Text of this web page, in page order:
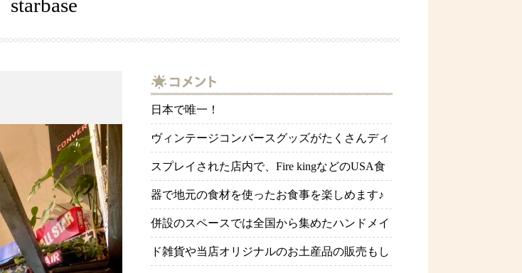
starbase
日本で唯一！
ヴィンテージコンバースグッズがたくさんディ
スプレイされた店内で、Fire kingなどのUSA食
器で地元の食材を使ったお食事を楽しめます♪
併設のスペースでは全国から集めたハンドメイ
ド雑貨や当店オリジナルのお土産品の販売もし